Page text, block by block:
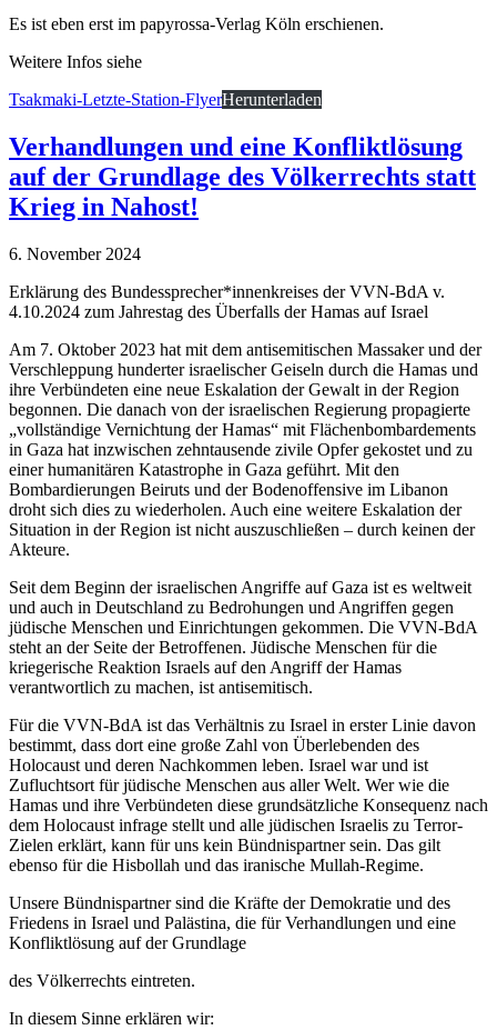
Es ist eben erst im papyrossa-Verlag Köln erschienen.
Weitere Infos siehe
Tsakmaki-Letzte-Station-FlyerHerunterladen
Verhandlungen und eine Konfliktlösung
auf der Grundlage des Völkerrechts statt
Krieg in Nahost!
6. November 2024
Erklärung des Bundessprecher*innenkreises der VVN-BdA v.
4.10.2024 zum Jahrestag des Überfalls der Hamas auf Israel
Am 7. Oktober 2023 hat mit dem antisemitischen Massaker und der
Verschleppung hunderter israelischer Geiseln durch die Hamas und
ihre Verbündeten eine neue Eskalation der Gewalt in der Region
begonnen. Die danach von der israelischen Regierung propagierte
„vollständige Vernichtung der Hamas“ mit Flächenbombardements
in Gaza hat inzwischen zehntausende zivile Opfer gekostet und zu
einer humanitären Katastrophe in Gaza geführt. Mit den
Bombardierungen Beiruts und der Bodenoffensive im Libanon
droht sich dies zu wiederholen. Auch eine weitere Eskalation der
Situation in der Region ist nicht auszuschließen – durch keinen der
Akteure.
Seit dem Beginn der israelischen Angriffe auf Gaza ist es weltweit
und auch in Deutschland zu Bedrohungen und Angriffen gegen
jüdische Menschen und Einrichtungen gekommen. Die VVN-BdA
steht an der Seite der Betroffenen. Jüdische Menschen für die
kriegerische Reaktion Israels auf den Angriff der Hamas
verantwortlich zu machen, ist antisemitisch.
Für die VVN-BdA ist das Verhältnis zu Israel in erster Linie davon
bestimmt, dass dort eine große Zahl von Überlebenden des
Holocaust und deren Nachkommen leben. Israel war und ist
Zufluchtsort für jüdische Menschen aus aller Welt. Wer wie die
Hamas und ihre Verbündeten diese grundsätzliche Konsequenz nach
dem Holocaust infrage stellt und alle jüdischen Israelis zu Terror-
Zielen erklärt, kann für uns kein Bündnispartner sein. Das gilt
ebenso für die Hisbollah und das iranische Mullah-Regime.
Unsere Bündnispartner sind die Kräfte der Demokratie und des
Friedens in Israel und Palästina, die fürVerhandlungen und eine
Konfliktlösung auf der Grundlage
des Völkerrechts eintreten.
In diesem Sinne erklären wir: